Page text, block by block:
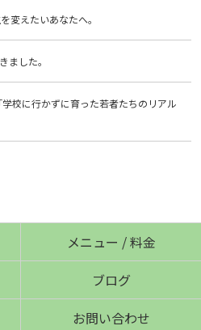
変えたいあなたへ。
ました。
校に行かずに育った若者たちのリアル
メニュー / 料金
ブログ
お問い合わせ